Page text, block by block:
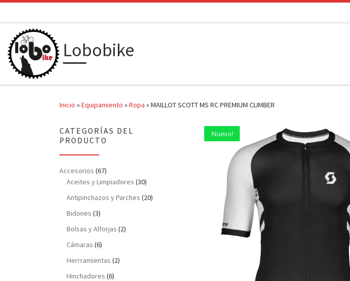
Lobobike
Inicio »Equipamiento »Ropa »MAILLOT SCOTT MS RC PREMIUM CLIMBER
Nuevo!
CATEGORÍAS DEL
PRODUCTO
Accesorios (67)
Aceites y Limpiadores (30)
Antipinchazos y Parches (20)
Bidones (3)
Bolsas y Alforjas (2)
Cámaras (6)
Herrramientas (2)
Hinchadores (6)